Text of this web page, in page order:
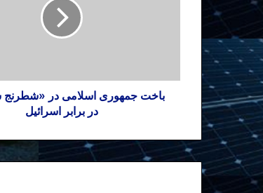
باخت جمهوری اسلامی در
در برابر اسرائیل